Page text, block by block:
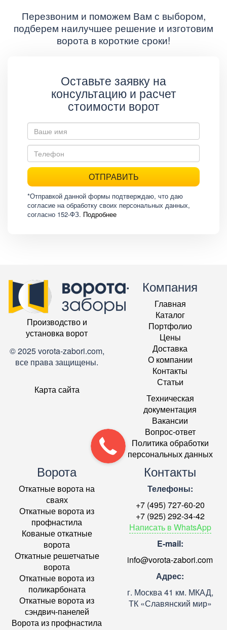
Перезвоним и поможем Вам с выбором,
подберем наилучшее решение и изготовим
ворота в короткие сроки!
Оставьте заявку на
консультацию и расчет
стоимости ворот
ОТПРАВИТЬ
*Отправкой данной формы подтверждаю, что даю
согласие на обработку своих персональных данных,
согласно 152-ФЗ. Подробнее
Производство и
установка ворот
© 2025 vorota-zabori.com,
все права защищены.
Карта сайта
Компания
Главная
Каталог
Портфолио
Цены
Доставка
О компании
Контакты
Статьи
Техническая
документация
Вакансии
Вопрос-ответ
Политика обработки
персональных данных
Ворота
Откатные ворота на
сваях
Откатные ворота из
профнастила
Кованые откатные
ворота
Откатные решетчатые
ворота
Откатные ворота из
поликарбоната
Откатные ворота из
сэндвич-панелей
Ворота из профнастила
Контакты
Телефоны:
+7 (495) 727-60-20
+7 (925) 292-34-42
Написать в WhatsApp
E-mail:
info@vorota-zabori.com
Адрес:
г. Москва 41 км. МКАД,
ТК «Славянский мир»